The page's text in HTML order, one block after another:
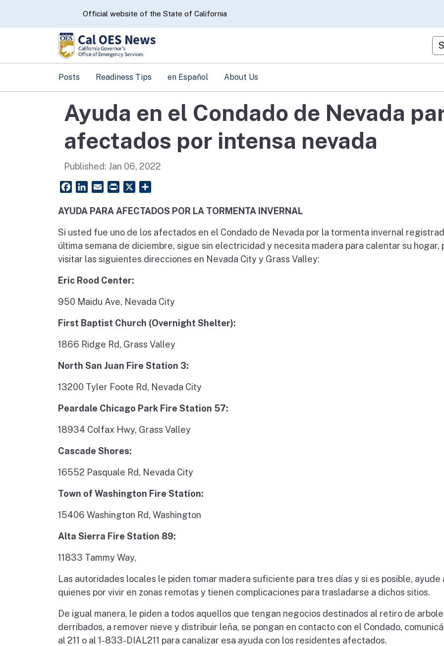
CA.govOfficial website of the State of California
Posts Readiness Tips en Español About Us
Ayuda en el Condado de Nevada
afectados por intensa nevada
Published: Jan 06, 2022
FacebookLinkedIn
Email PrintFriendly
AYUDA PARA AFECTADOS POR LA TORMENTA INVERNAL
Si usted fue uno de los afectados en el Condado de Nevada por la tormenta invernal
última semana de diciembre, sigue sin electricidad y necesita madera para calentar su hogar,
visitar las siguientes direcciones en Nevada City y Grass Valley:
Eric Rood Center:
950 Maidu Ave, Nevada City
First Baptist Church (Overnight Shelter):
1866 Ridge Rd, Grass Valley
North San Juan Fire Station 3:
13200 Tyler Foote Rd, Nevada City
Peardale Chicago Park Fire Station 57:
18934 Colfax Hwy, Grass Valley
Cascade Shores:
16552 Pasquale Rd, Nevada City
Town of Washington Fire Station:
15406 Washington Rd, Washington
Alta Sierra Fire Station 89:
11833 Tammy Way,
Las autoridades locales le piden tomar madera suficiente para tres días y si es posible, ayude
quienes por vivir en zonas remotas y tienen complicaciones para trasladarse a dichos sitios.
De igual manera, le piden a todos aquellos que tengan negocios destinados al retiro de
derribados, a remover nieve y distribuir leña, se pongan en contacto con el Condado,
al 211 o al 1-833-DIAL211 para canalizar esa ayuda con los residentes afectados.